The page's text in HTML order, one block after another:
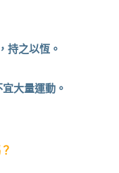
持之以恆。
大量運動。